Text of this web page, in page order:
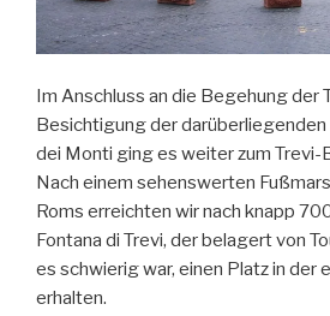
Im Anschluss an die Begehung der
Besichtigung der darüberliegenden
dei Monti ging es weiter zum Trevi-
Nach einem sehenswerten
Roms erreichten wir nach knapp
Fontana di Trevi, der belagert von
es schwierig war, einen Platz in der
erhalten.